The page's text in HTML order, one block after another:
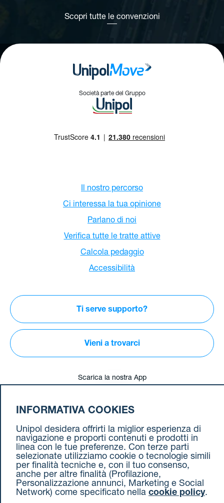
Scopri tutte le convenzioni
Società parte del Gruppo
Il nostro percorso
Ci interessa la tua opinione
Parlano di noi
Verifica tutte le tratte attive
Calcola pedaggio
Accessibilità
Ti serve supporto?
Vieni a trovarci
Scarica la nostra App
Seguicisui social
INFORMATIVA COOKIES
Unipol desidera offrirti la miglior esperienza di
navigazione e proporti contenuti e prodotti in
linea con le tue preferenze. Con terze parti
selezionate utilizziamo cookie o tecnologie simili
per finalità tecniche e, con il tuo consenso,
anche per altre finalità (Profilazione,
Personalizzazione annunci, Marketing e Social
Network) come specificato nella cookie policy.